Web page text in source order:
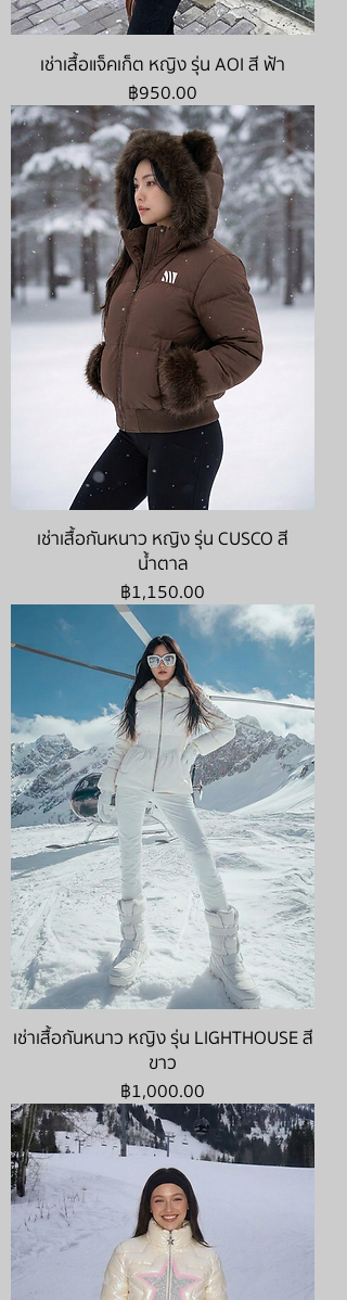
เช่าเสื้อแจ็คเก็ต หญิง รุ่น AOI สี ฟ้า
ราคา
฿950.00
เช่าเสื้อกันหนาว หญิง รุ่น CUSCO สี
น้ำตาล
ราคา
฿1,150.00
เช่าเสื้อกันหนาว หญิง รุ่น LIGHTHOUSE สี
ขาว
ราคา
฿1,000.00